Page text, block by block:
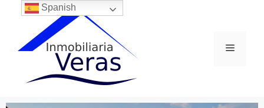
Spanish